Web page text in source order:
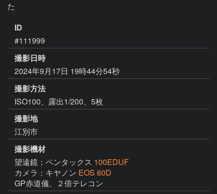
た
ID
#111999
撮影日時
2024年9月17日 19時44分54秒
撮影方法
ISO100、露出1/200、5枚
撮影地
江別市
撮影機材
望遠鏡：ペンタックス 100EDUF
カメラ：キヤノン EOS 60D
GP赤道儀、２倍テレコン